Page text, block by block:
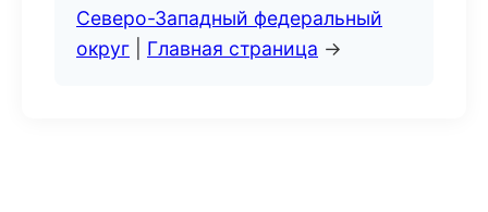
Северо-Западный федеральный
округ
Главная страница →